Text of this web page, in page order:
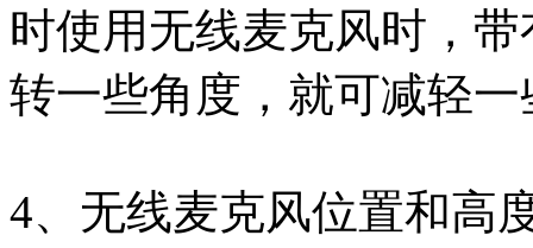
时使用无线麦克风时，
转一些角度，就可减轻一
4、无线麦克风位置和高